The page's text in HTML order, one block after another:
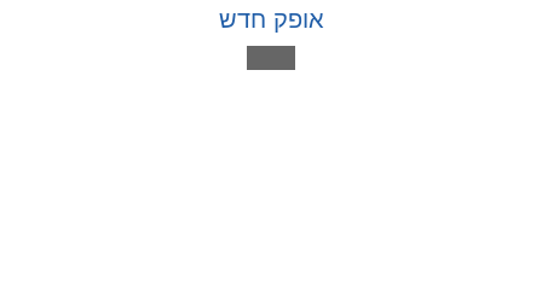
אופק חדש